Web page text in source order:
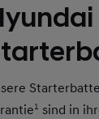
1 sind in